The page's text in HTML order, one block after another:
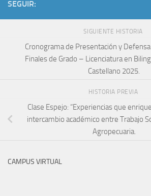
SEGUIR:
SIGUIENTE HISTORIA
Cronograma de Presentación y
Finales de Grado – Licenciatura en
Castellano 2025.
HISTORIA PREVIA
Clase Espejo: “Experiencias que
intercambio académico entre Trabajo
Agropecuaria.
CAMPUS VIRTUAL